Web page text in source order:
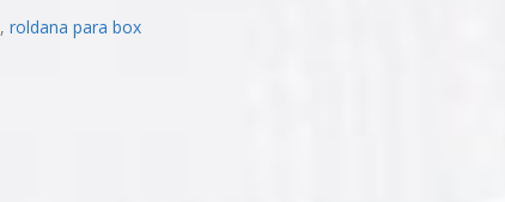
, roldana para box